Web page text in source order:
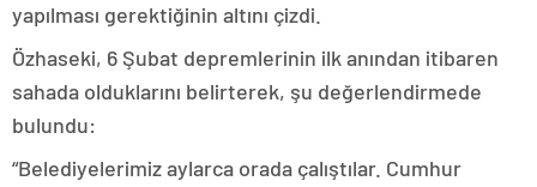
yapılması gerektiğinin altını çizdi.
Özhaseki, 6 Şubat depremlerinin ilk anından itibaren
sahada olduklarını belirterek, şu değerlendirmede
bulundu:
“Belediyelerimiz aylarca orada çalıştılar. Cumhur